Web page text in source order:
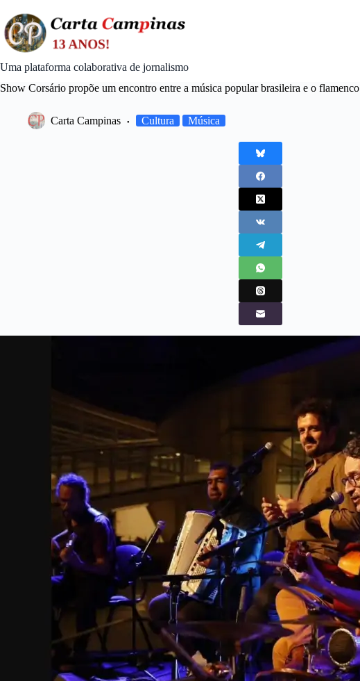
content
Uma plataforma colaborativa de jornalismo
Show Corsário propõe um encontro entre a música popular brasileira e o flamenco
Carta Campinas Cultura Música